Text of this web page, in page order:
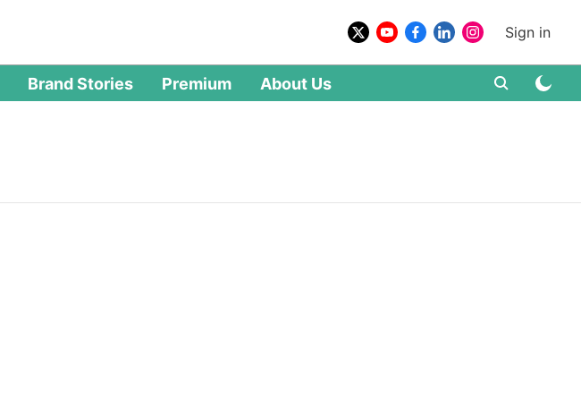
Sign in
Brand Stories Premium About Us